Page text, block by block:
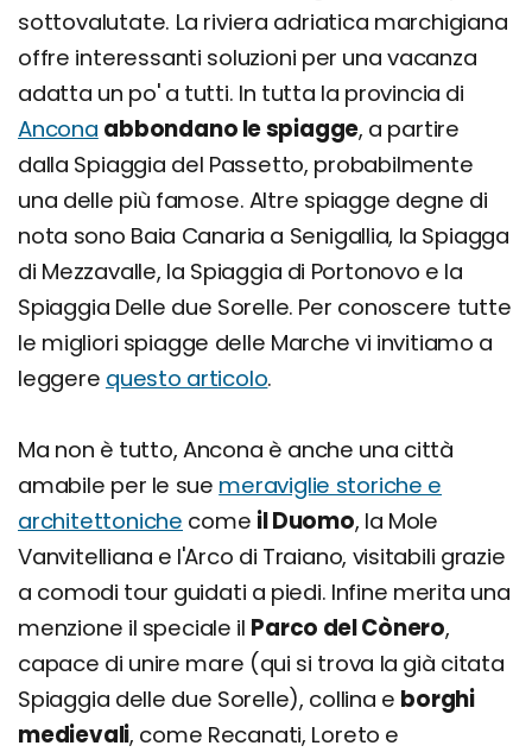
sottovalutate. La riviera adriatica marchigiana
offre interessanti soluzioni per una vacanza
adatta un po' a tutti. In tutta la provincia di
Ancona abbondano le spiagge, a partire
dalla Spiaggia del Passetto, probabilmente
una delle più famose. Altre spiagge degne di
nota sono Baia Canaria a Senigallia, la Spiagga
di Mezzavalle, la Spiaggia di Portonovo e la
Spiaggia Delle due Sorelle. Per conoscere tutte
le migliori spiagge delle Marche vi invitiamo a
leggere questo articolo.
Ma non è tutto, Ancona è anche una città
amabile per le sue meraviglie storiche e
architettoniche come il Duomo, la Mole
Vanvitelliana e l'Arco di Traiano, visitabili grazie
a comodi tour guidati a piedi. Infine merita una
menzione il speciale il Parco del Cònero,
capace di unire mare (qui si trova la già citata
Spiaggia delle due Sorelle), collina e borghi
medievali, come Recanati, Loreto e